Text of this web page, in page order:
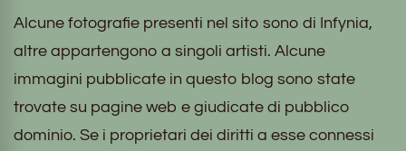
Alcune fotografie presenti nel sito sono di Infynia,
altre appartengono a singoli artisti. Alcune
immagini pubblicate in questo blog sono state
trovate su pagine web e giudicate di pubblico
dominio. Se i proprietari dei diritti a esse connessi